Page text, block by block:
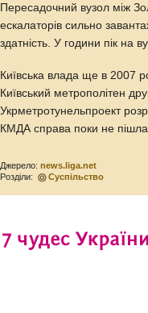
Пересадочний вузол між
ескалаторів сильно
здатність. У години пік на
Київська влада ще в 2007
Київський метрополітен
Укрметротунельпроект
КМДА справа поки не пішла.
Джерело:news.liga.net
Розділи:
Суспільство